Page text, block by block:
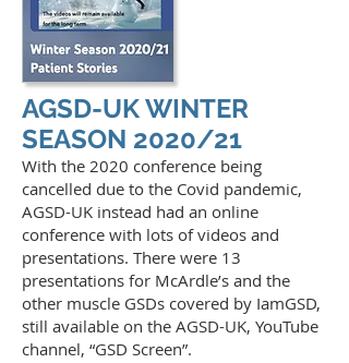
AGSD-UK WINTER
SEASON 2020/21
With the 2020 conference being
cancelled due to the Covid pandemic,
AGSD-UK instead had an online
conference with lots of videos and
presentations. There were 13
presentations for McArdle’s and the
other muscle GSDs covered by IamGSD,
still available on the AGSD-UK, YouTube
channel, “GSD Screen”.